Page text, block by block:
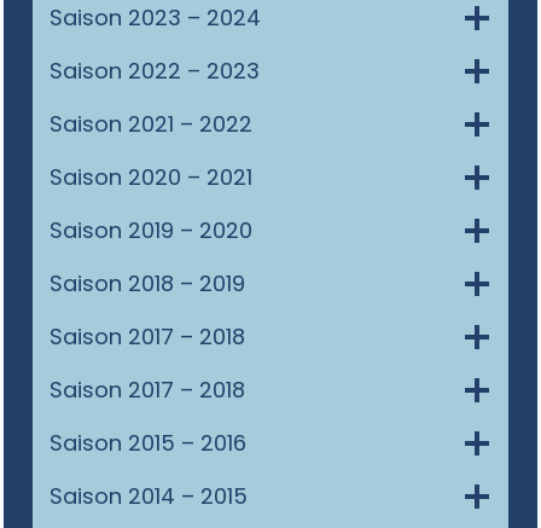
Saison 2023 – 2024
Saison 2022 – 2023
Saison 2021 – 2022
Saison 2020 – 2021
Saison 2019 – 2020
Saison 2018 – 2019
Saison 2017 – 2018
Saison 2017 – 2018
Saison 2015 – 2016
Saison 2014 – 2015